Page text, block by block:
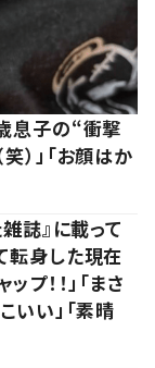
息子の“衝撃
」「お顔はか
誌』に載って
転身した現在
！！」「まさ
いい」「素晴